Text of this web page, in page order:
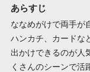
あらすじ
ななめがけで両手が
ハンカチ、カードな
出かけできるのが人
くさんのシーンで活